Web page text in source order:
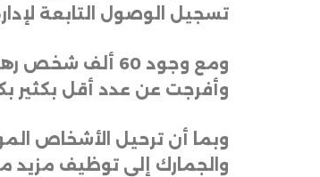
تسجيل الوصول التابعة
ومع وجود 60
وأفرجت عن عدد أقل بكثير
وبما أن ترحيل الأشخاص
والجمارك إلى توظيف مزيد